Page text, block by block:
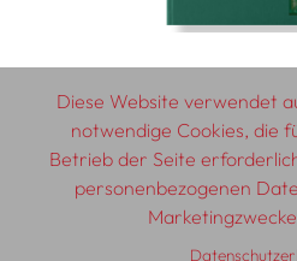
© 2026
Diese Website verwendet
notwendige Cookies, die
Betrieb der Seite
personenbezogenen